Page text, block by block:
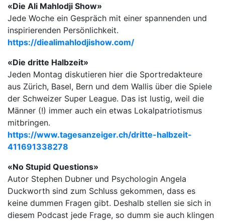
«Die Ali Mahlodji Show»
Jede Woche ein Gespräch mit einer spannenden und
inspirierenden Persönlichkeit.
https://diealimahlodjishow.com/
«Die dritte Halbzeit»
Jeden Montag diskutieren hier die Sportredakteure
aus Zürich, Basel, Bern und dem Wallis über die Spiele
der Schweizer Super League. Das ist lustig, weil die
Männer (!) immer auch ein etwas Lokalpatriotismus
mitbringen.
https://www.tagesanzeiger.ch/dritte-halbzeit-
411691338278
«No Stupid Questions»
Autor Stephen Dubner und Psychologin Angela
Duckworth sind zum Schluss gekommen, dass es
keine dummen Fragen gibt. Deshalb stellen sie sich in
diesem Podcast jede Frage, so dumm sie auch klingen